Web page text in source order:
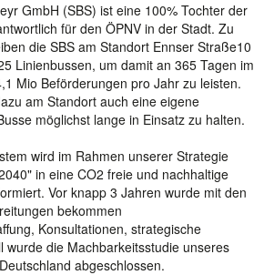
GmbH (SBS) ist eine 100% Tochter der
für den ÖPNV in der Stadt. Zu
die SBS am Standort Ennser Straße10
Linienbussen, um damit an 365 Tagen im
Mio Beförderungen pro Jahr zu leisten.
am Standort auch eine eigene
möglichst lange in Einsatz zu halten.
wird im Rahmen unserer Strategie
in eine CO2 freie und nachhaltige
Vor knapp 3 Jahren wurde mit den
bekommen
Konsultationen, strategische
die Machbarkeitsstudie unseres
abgeschlossen.